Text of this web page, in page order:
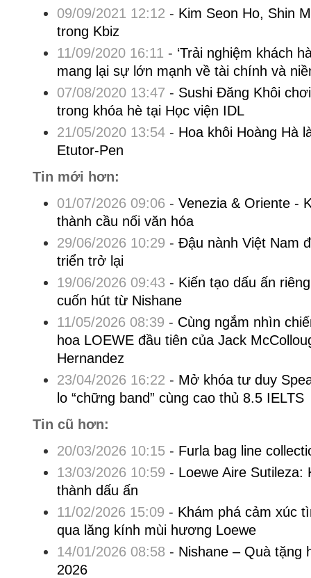
09/09/2021 12:12 - Kim Seon Ho, Shin
trong Kbiz
11/09/2020 16:11 - ‘Trải nghiệm khách
mang lại sự lớn mạnh về tài chính và
07/08/2020 13:47 - Sushi Đăng Khôi
trong khóa hè tại Học viện IDL
21/05/2020 13:54- Hoa khôi Hoàng Hà
Etutor-Pen
Tin mới hơn:
01/07/2026 09:06 - Venezia & Oriente -
thành cầu nối văn hóa
29/06/2026 10:29 - Đậu nành Việt Nam
triển trở lại
19/06/2026 09:43 - Kiến tạo dấu ấn
cuốn hút từ Nishane
11/05/2026 08:39 - Cùng ngắm nhìn
hoa LOEWE đầu tiên của Jack
Hernandez
23/04/2026 16:22 - Mở khóa tư duy
lo “chững band” cùng cao thủ 8.5 IELTS
Tin cũ hơn:
20/03/2026 10:15- Furla bag line
13/03/2026 10:59 - Loewe Aire
thành dấu ấn
11/02/2026 15:09 - Khám phá cảm xúc
qua lăng kính mùi hương Loewe
14/01/2026 08:58 - Nishane – Quà tặng
2026